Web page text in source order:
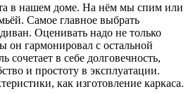
в нашем доме. На нём мы спим или
Самое главное выбрать
Оценивать надо не только
гармонировал с остальной
сочетает в себе долговечность,
и простоту в эксплуатации.
как изготовление каркаса.